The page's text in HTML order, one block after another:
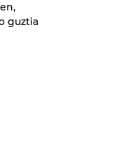
guztia